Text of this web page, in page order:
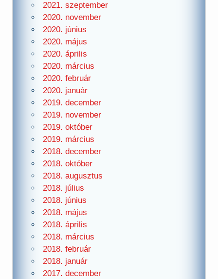
2021. szeptember
2020. november
2020. június
2020. május
2020. április
2020. március
2020. február
2020. január
2019. december
2019. november
2019. október
2019. március
2018. december
2018. október
2018. augusztus
2018. július
2018. június
2018. május
2018. április
2018. március
2018. február
2018. január
2017. december